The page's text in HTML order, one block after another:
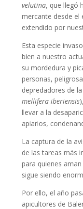
velutina, que llegó
mercante desde el
extendido por
Esta especie
bien a nuestro
su mordedura y
personas,
depredadores de
mellifera iberiensis
llevar a la
apiarios,
La captura de la
de las tareas más
para quienes
sigue siendo
Por ello, el año
apicultores de